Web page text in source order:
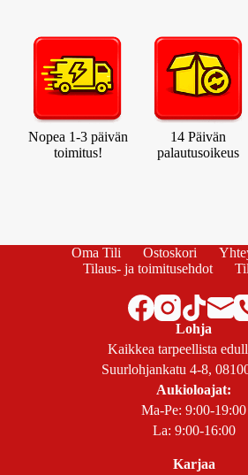
Nopea 1-3 päivän
toimitus!
14 Päivän
palautusoikeus
Oma Tili Ostoskori
Tilaus- ja toimitusehdot
Lohja
Kaikkea tarpeellista
Suurlohjankatu 4-8,
Aukioloajat:
Ma-Pe: 9:00-19:00
La: 9:00-16:00
Karjaa